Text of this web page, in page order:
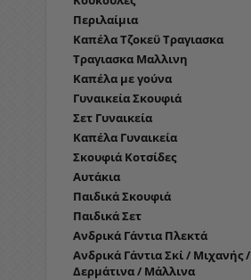
Περιλαίμια
Καπέλα Τζοκεϋ Τραγιασκα
Τραγιασκα Μαλλινη
Καπέλα με γούνα
Γυναικεία Σκουφιά
Σετ Γυναικεία
Καπέλα Γυναικεία
Σκουφιά Κοτσίδες
Αυτάκια
Παιδικά Σκουφιά
Παιδικά Σετ
Ανδρικά Γάντια Πλεκτά
Ανδρικά Γάντια Σκί / Μιχανής /
Δερμάτινα / Μάλλινα